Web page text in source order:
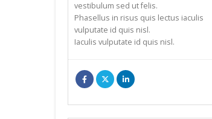
vestibulum sed ut felis.
Phasellus in risus quis lectus iaculis
vulputate id quis nisl.
Iaculis vulputate id quis nisl.